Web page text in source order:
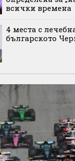
всички времена
4 места с
българското